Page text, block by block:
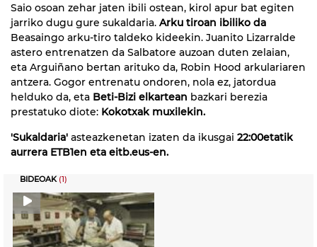
Saio osoan zehar jaten ibili ostean, kirol apur bat egiten
jarriko dugu gure sukaldaria. Arku tiroan ibiliko da
Beasaingo arku-tiro taldeko kideekin. Juanito Lizarralde
astero entrenatzen da Salbatore auzoan duten zelaian,
eta Arguiñano bertan arituko da, Robin Hood arkulariaren
antzera. Gogor entrenatu ondoren, nola ez, jatordua
helduko da, eta Beti-Bizi elkartean bazkari berezia
prestatuko diote: Kokotxak muxilekin.
'Sukaldaria' asteazkenetan izaten da ikusgai 22:00etatik
aurrera ETB1en eta eitb.eus-en.
BIDEOAK (1)